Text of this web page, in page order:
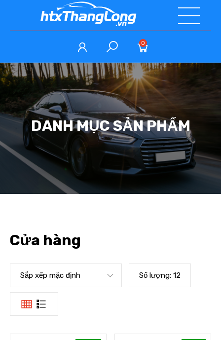
0
DANH MỤC SẢN PHẨM
Cửa hàng
Sắp xếp mặc định Số lượng: 12